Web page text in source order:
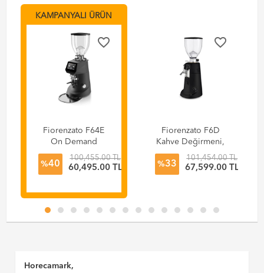
KAMPANYALI ÜRÜN
favorite_border
Fiorenzato F64E
On Demand
Kahve Değirmeni
%40
100,455.00 TL
60,495.00 TL
favorite_border
Fiorenzato F6D
Kahve Değirmeni,
Siyah
%33
101,454.00 TL
67,599.00 TL
Horecamark,